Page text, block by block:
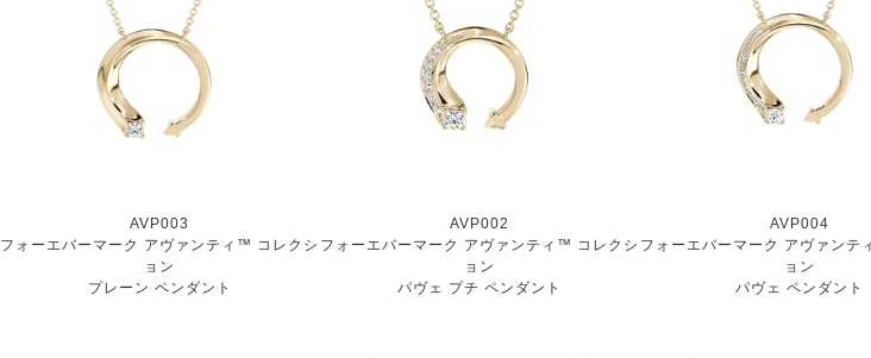
AVP003
フォーエバーマーク アヴァンティ™ コレクシ
ョン
プレーン ペンダント
AVP002
フォーエバーマーク アヴァンティ™ コレクシ
ョン
パヴェ プチ ペンダント
AVP004
フォーエバーマーク アヴァンテ
ョン
パヴェ ペンダント